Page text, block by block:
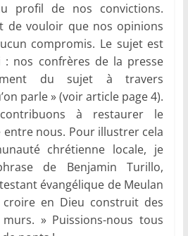
profil de nos convictions.
de vouloir que nos opinions
compromis. Le sujet est
: nos confrères de la presse
du sujet à travers
parle » (voir article page 4).
à restaurer le
entre nous. Pour illustrer cela
chrétienne locale, je
de Benjamin Turillo,
évangélique de Meulan
en Dieu construit des
» Puissions-nous tous